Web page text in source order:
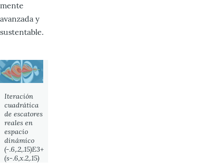
mente
avanzada y
sustentable.
Iteración
cuadrática
de escatores
reales en
espacio
dinámico
(-.6,.2,.15)E3+
(s-.6,x.2,.15)